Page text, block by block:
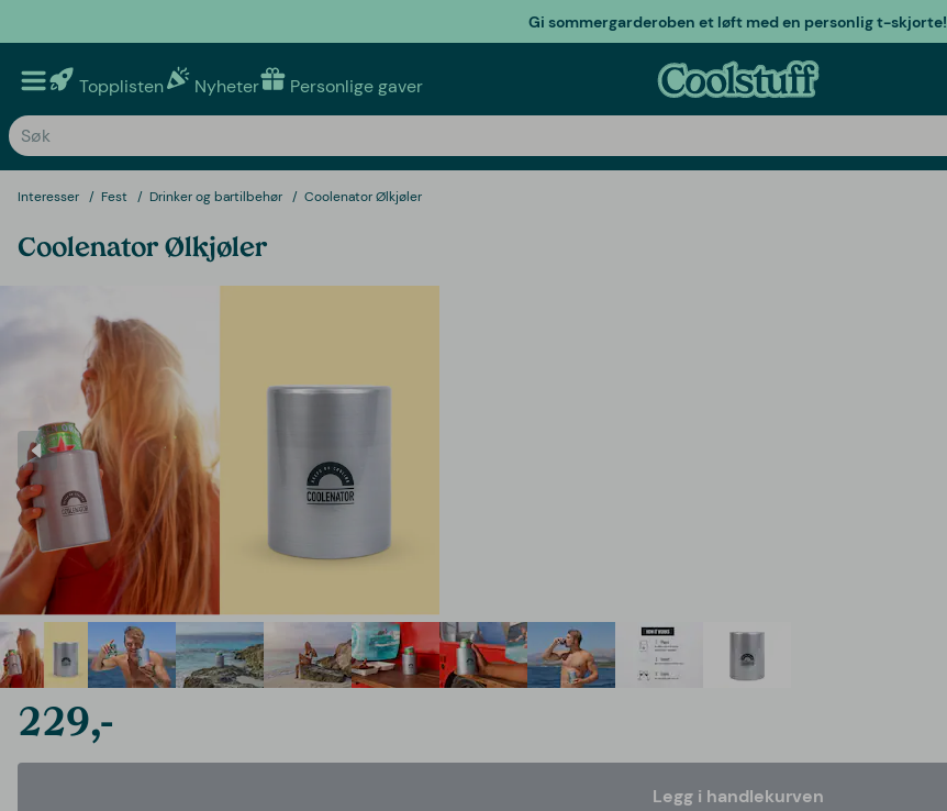
Gi sommergarderoben et løft med en personlig t-skjorte!
Topplisten Nyheter Personlige gaver
Interesser Fest Drinker og bartilbehør Coolenator Ølkjøler
Coolenator Ølkjøler
229,-
Legg i handlekurven